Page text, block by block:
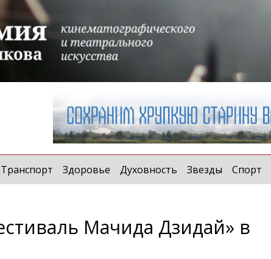
Транспорт Здоровье Духовность Звезды Спорт
Мачида Дзидай» в